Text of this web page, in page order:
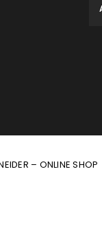
– ONLINE SHOP